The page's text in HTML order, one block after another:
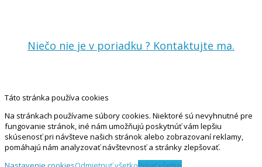
Niečo nie je v poriadku ? Kontaktujte ma.
Táto stránka používa cookies
Na stránkach používame súbory cookies. Niektoré sú nevyhnutné pre
fungovanie stránok, iné nám umožňujú poskytnúť vám lepšiu
skúsenosť pri návšteve našich stránok alebo zobrazovaní reklamy,
pomáhajú nám analyzovať návštevnosť a stránky zlepšovať.